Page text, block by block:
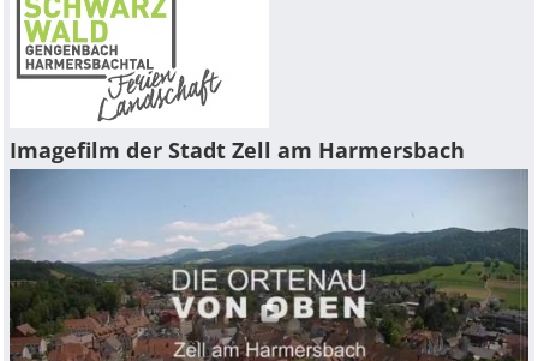
Imagefilm der Stadt Zell am Harmersbach